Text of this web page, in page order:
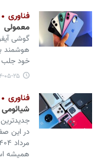
فناوری
معمولی
هوشمند
خود جلب
۱۴۰۴-۰۵-
فناوری
شیائومی و آیفون ۱۶
همیشه